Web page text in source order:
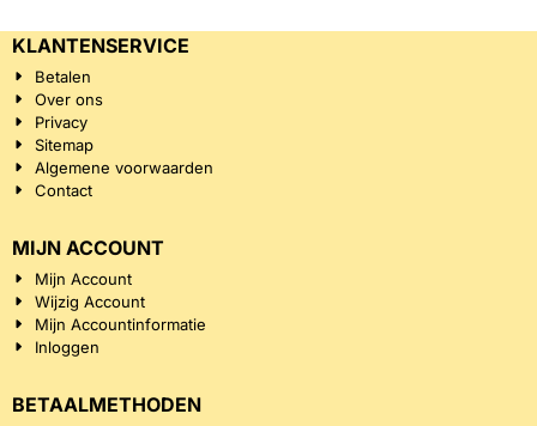
KLANTENSERVICE
Betalen
Over ons
Privacy
Sitemap
Algemene voorwaarden
Contact
MIJN ACCOUNT
Mijn Account
Wijzig Account
Mijn Accountinformatie
Inloggen
BETAALMETHODEN